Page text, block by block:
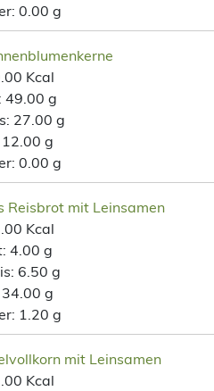
0.00 g
Kcal
49.00 g
27.00 g
12.00 g
0.00 g
Reisbrot mit Leinsamen
Kcal
4.00 g
6.50 g
34.00 g
1.20 g
mit Leinsamen
Kcal